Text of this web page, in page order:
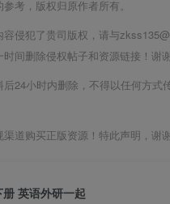
考，版权归原作者所有。
侵犯了贵司版权，请与
间删除侵权帖子和资源链接！谢
24小时内删除，不得以任何方式
道购买正版资源！特此声明，谢
英语外研一起